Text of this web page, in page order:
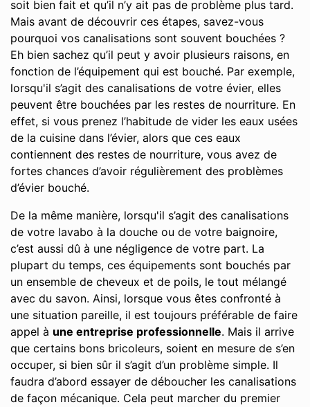
soit bien fait et qu’il n’y ait pas de problème plus tard.
Mais avant de découvrir ces étapes, savez-vous
pourquoi vos canalisations sont souvent bouchées ?
Eh bien sachez qu’il peut y avoir plusieurs raisons, en
fonction de l’équipement qui est bouché. Par exemple,
lorsqu'il s’agit des canalisations de votre évier, elles
peuvent être bouchées par les restes de nourriture. En
effet, si vous prenez l’habitude de vider les eaux usées
de la cuisine dans l’évier, alors que ces eaux
contiennent des restes de nourriture, vous avez de
fortes chances d’avoir régulièrement des problèmes
d’évier bouché.
De la même manière, lorsqu'il s’agit des canalisations
de votre lavabo à la douche ou de votre baignoire,
c’est aussi dû à une négligence de votre part. La
plupart du temps, ces équipements sont bouchés par
un ensemble de cheveux et de poils, le tout mélangé
avec du savon. Ainsi, lorsque vous êtes confronté à
une situation pareille, il est toujours préférable de faire
appel à une entreprise professionnelle. Mais il arrive
que certains bons bricoleurs, soient en mesure de s’en
occuper, si bien sûr il s’agit d’un problème simple. Il
faudra d’abord essayer de déboucher les canalisations
de façon mécanique. Cela peut marcher du premier